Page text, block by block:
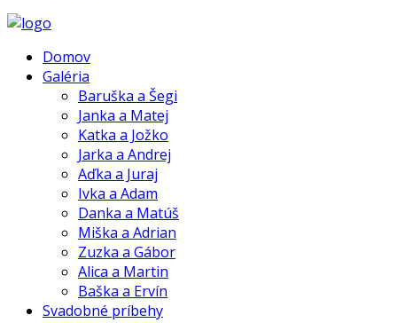
Domov
Galéria
Baruška a Šegi
Janka a Matej
Katka a Jožko
Jarka a Andrej
Aďka a Juraj
Ivka a Adam
Danka a Matúš
Miška a Adrian
Zuzka a Gábor
Alica a Martin
Baška a Ervín
Svadobné príbehy